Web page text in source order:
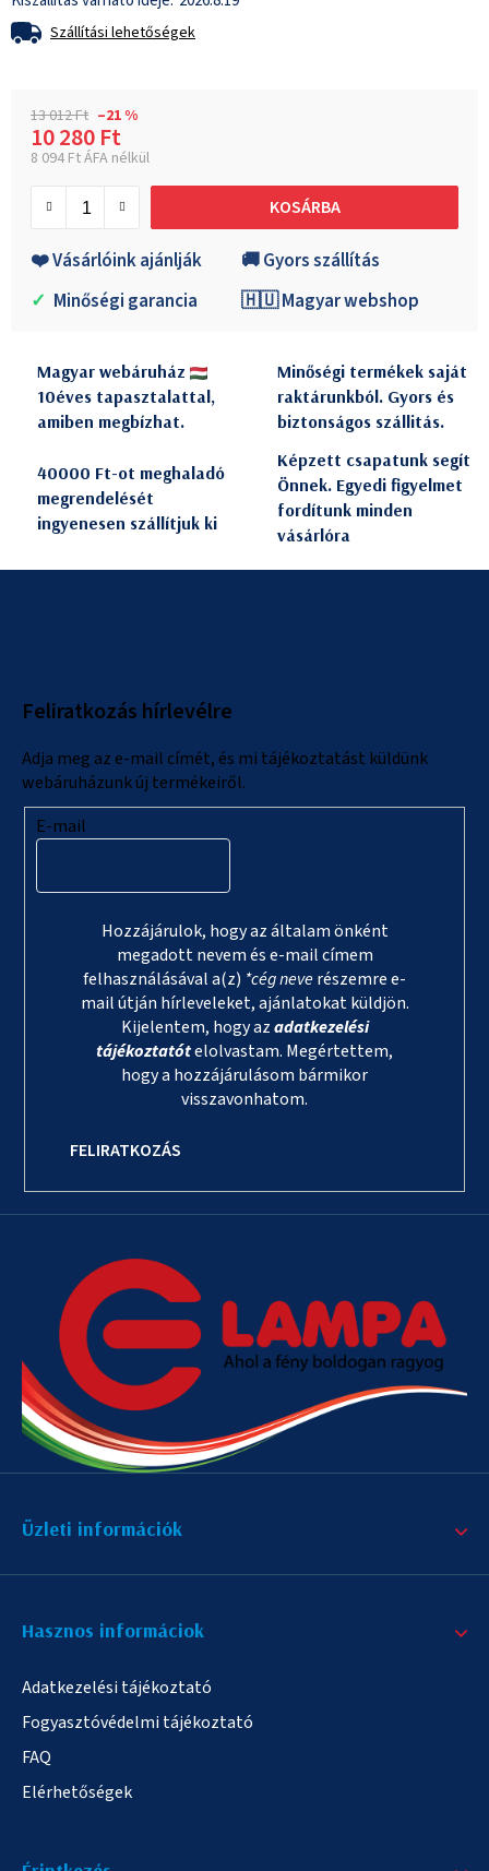
Szállítási lehetőségek
13 012 Ft –21 %
10 280 Ft
8 094 Ft ÁFA nélkül
KOSÁRBA
❤️ Vásárlóink ajánlják
🚚 Gyors szállítás
✓ Minőségi garancia 🇭🇺 Magyar webshop
Magyar webáruház
10éves tapasztalattal,
amiben megbízhat.
Minőségi termékek saját
raktárunkból. Gyors és
biztonságos szállitás.
40000 Ft-ot meghaladó
megrendelését
ingyenesen szállítjuk ki
Képzett csapatunk segít
Önnek. Egyedi figyelmet
fordítunk minden
vásárlóra
Feliratkozás hírlevélre
Adja meg az e-mail címét, és mi tájékoztatást küldünk
webáruházunk új termékeiről.
E-mail
Hozzájárulok, hogy az általam önként
megadott nevem és e-mail címem
felhasználásával a(z) *cég neverészemre e-
mail útján hírleveleket, ajánlatokat küldjön.
Kijelentem, hogy azadatkezelési
tájékoztatótelolvastam. Megértettem,
hogy a hozzájárulásom bármikor
visszavonhatom.
FELIRATKOZÁS
Üzleti információk
Hasznos informáciok
Adatkezelési tájékoztató
Fogyasztóvédelmi tájékoztató
FAQ
Elérhetőségek